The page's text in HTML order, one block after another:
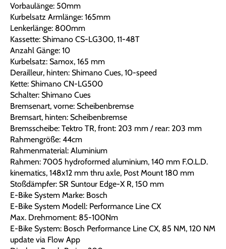
Vorbaulänge: 50mm
Kurbelsatz Armlänge: 165mm
Lenkerlänge: 800mm
Kassette: Shimano CS-LG300, 11-48T
Anzahl Gänge: 10
Kurbelsatz: Samox, 165 mm
Derailleur, hinten: Shimano Cues, 10-speed
Kette: Shimano CN-LG500
Schalter: Shimano Cues
Bremsenart, vorne: Scheibenbremse
Bremsart, hinten: Scheibenbremse
Bremsscheibe: Tektro TR, front: 203 mm / rear: 203 mm
Rahmengröße: 44cm
Rahmenmaterial: Aluminium
Rahmen: 7005 hydroformed aluminium, 140 mm F.O.L.D.
kinematics, 148x12 mm thru axle, Post Mount 180 mm
Stoßdämpfer: SR Suntour Edge-X R, 150 mm
E-Bike System Marke: Bosch
E-Bike System Modell: Performance Line CX
Max. Drehmoment: 85-100Nm
E-Bike System: Bosch Performance Line CX, 85 NM, 120 NM
update via Flow App